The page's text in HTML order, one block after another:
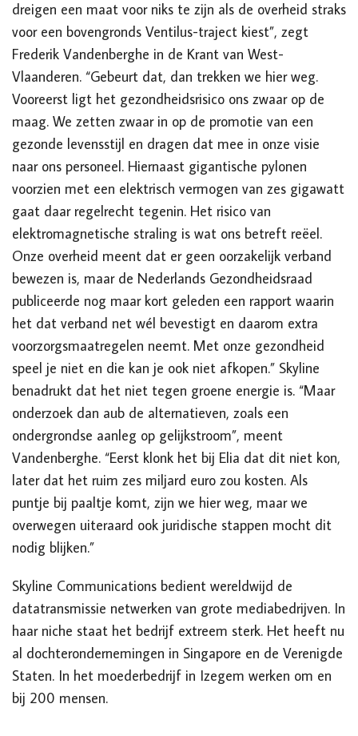
dreigen een maat voor niks te zijn als de overheid straks
voor een bovengronds Ventilus-traject kiest”, zegt
Frederik Vandenberghe in de Krant van West-
Vlaanderen. “Gebeurt dat, dan trekken we hier weg.
Vooreerst ligt het gezondheidsrisico ons zwaar op de
maag. We zetten zwaar in op de promotie van een
gezonde levensstijl en dragen dat mee in onze visie
naar ons personeel. Hiernaast gigantische pylonen
voorzien met een elektrisch vermogen van zes gigawatt
gaat daar regelrecht tegenin. Het risico van
elektromagnetische straling is wat ons betreft reëel.
Onze overheid meent dat er geen oorzakelijk verband
bewezen is, maar de Nederlands Gezondheidsraad
publiceerde nog maar kort geleden een rapport waarin
het dat verband net wél bevestigt en daarom extra
voorzorgsmaatregelen neemt. Met onze gezondheid
speel je niet en die kan je ook niet afkopen.” Skyline
benadrukt dat het niet tegen groene energie is. “Maar
onderzoek dan aub de alternatieven, zoals een
ondergrondse aanleg op gelijkstroom”, meent
Vandenberghe. “Eerst klonk het bij Elia dat dit niet kon,
later dat het ruim zes miljard euro zou kosten. Als
puntje bij paaltje komt, zijn we hier weg, maar we
overwegen uiteraard ook juridische stappen mocht dit
nodig blijken.”
Skyline Communications bedient wereldwijd de
datatransmissie netwerken van grote mediabedrijven. In
haar niche staat het bedrijf extreem sterk. Het heeft nu
al dochterondernemingen in Singapore en de Verenigde
Staten. In het moederbedrijf in Izegem werken om en
bij 200 mensen.